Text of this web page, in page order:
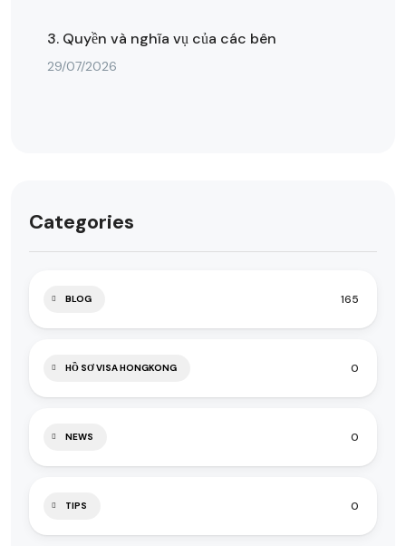
3. Quyền và nghĩa vụ của các bên
29/07/2026
Categories
BLOG 165
HỒ SƠ VISA HONGKONG 0
NEWS 0
TIPS 0